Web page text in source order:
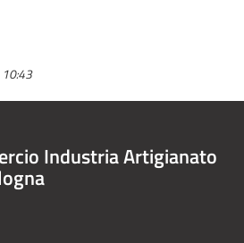
Industria Artigianato